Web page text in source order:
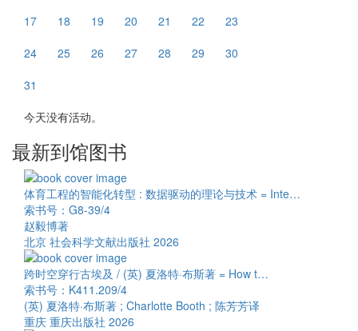
17
18 19 20 21 22
23
24
25 26 27 28 29
30
31
今天没有活动。
最新到馆图书
体育工程的智能化转型 : 数据驱动的理论与技术 = Inte…
索书号：G8-39/4
赵毅博著
北京 社会科学文献出版社 2026
跨时空穿行古埃及 / (英) 夏洛特·布斯著 = How t…
索书号：K411.209/4
(英) 夏洛特·布斯著 ; Charlotte Booth ; 陈芳芳译
重庆 重庆出版社 2026